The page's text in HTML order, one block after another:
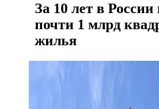
За 10 лет в
почти 1 млрд
жилья